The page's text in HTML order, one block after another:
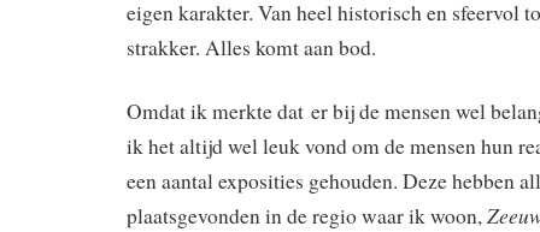
eigen karakter. Van heel historisch en sfeervol
strakker. Alles komt aan bod.
Omdat ik merkte dat er bij de mensen wel
ik het altijd wel leuk vond om de mensen hun
een aantal exposities gehouden. Deze hebben
plaatsgevonden in de regio waar ik woon,